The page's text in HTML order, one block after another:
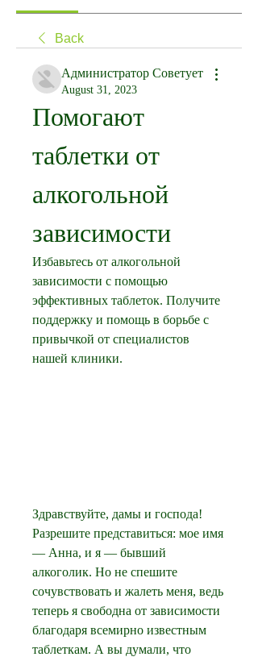
Back
Администратор Советует
August 31, 2023
Помогают
таблетки от
алкогольной
зависимости
Избавьтесь от алкогольной
зависимости с помощью
эффективных таблеток. Получите
поддержку и помощь в борьбе с
привычкой от специалистов
нашей клиники.
Здравствуйте, дамы и господа!
Разрешите представиться: мое имя
— Анна, и я — бывший
алкоголик. Но не спешите
сочувствовать и жалеть меня, ведь
теперь я свободна от зависимости
благодаря всемирно известным
таблеткам. А вы думали, что